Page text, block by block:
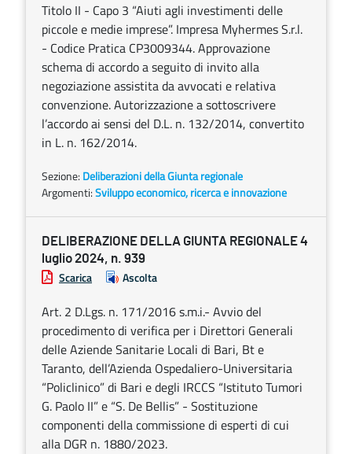
Titolo II - Capo 3 “Aiuti agli investimenti delle
piccole e medie imprese”. Impresa Myhermes S.r.l.
- Codice Pratica CP3009344. Approvazione
schema di accordo a seguito di invito alla
negoziazione assistita da avvocati e relativa
convenzione. Autorizzazione a sottoscrivere
l’accordo ai sensi del D.L. n. 132/2014, convertito
in L. n. 162/2014.
Sezione: Deliberazioni della Giunta regionale
Argomenti:Sviluppo economico, ricerca e innovazione
DELIBERAZIONE DELLA GIUNTA REGIONALE 4
luglio 2024, n. 939
Scarica Ascolta
Art. 2 D.Lgs. n. 171/2016 s.m.i.- Avvio del
procedimento di verifica per i Direttori Generali
delle Aziende Sanitarie Locali di Bari, Bt e
Taranto, dell’Azienda Ospedaliero-Universitaria
“Policlinico” di Bari e degli IRCCS “Istituto Tumori
G. Paolo II” e “S. De Bellis” - Sostituzione
componenti della commissione di esperti di cui
alla DGR n. 1880/2023.